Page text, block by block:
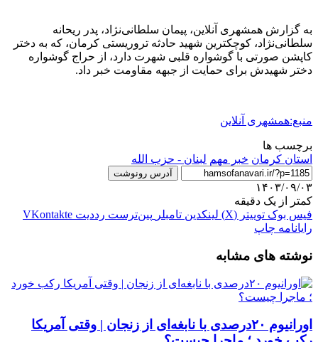
به گزارش همشهری آنلاین، پیمان سلطانی‌نژاد، پدر ریحانه
سلطانی‌نژاد، کوچکترین شهید حادثه تروریستی کرمان، که به دختر
کاپشن صورتی با گوشواره قلبی شهرت دارد، از حراج گوشواره
دختر شهیدش برای حمایت از جبهه مقاومت خبر داد.
منبع:همشهری آنلاین
برچسب ها
استان کرمان خبر مهم لبنان - حزب الله
آدرس رونوشت
۱۴۰۳/۰۹/۰۳
کمتر از یک دقیقه
فیس بوک توییتر (X) لینکدین ‫تامبلر ‫پین‌ترست ‫رددیت ‫VKontakte
رایانامه چاپ
نوشته های مشابه
اورانیوم ۲۰درصدی با نابغه‌ای از زنجان | وقتی آمریکا